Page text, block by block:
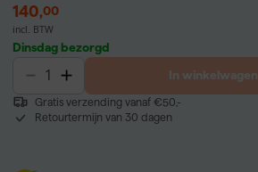
140,00
incl. BTW
Dinsdag bezorgd
In winkelwagen
Gratis verzending vanaf €50,-
Retourtermijn van 30 dagen